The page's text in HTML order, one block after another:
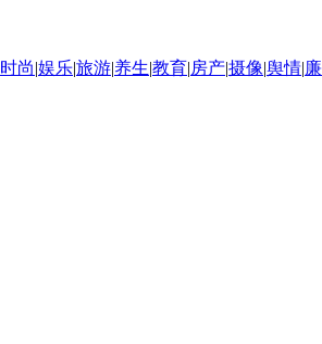
时尚|娱乐|旅游|养生|教育|房产|摄像|舆情|